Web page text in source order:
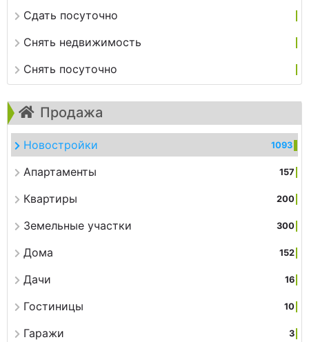
Сдать посуточно
Снять недвижимость
Снять посуточно
Продажа
Новостройки 1093
Апартаменты 157
Квартиры 200
Земельные участки 300
Дома 152
Дачи 16
Гостиницы 10
Гаражи 3